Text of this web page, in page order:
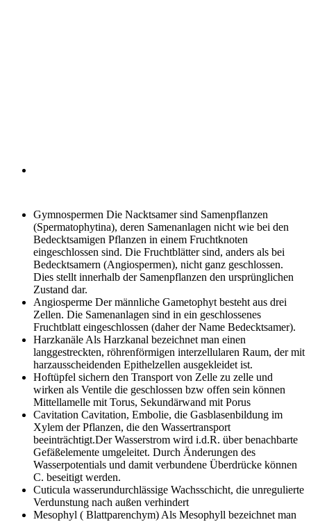
Gymnospermen Die Nacktsamer sind Samenpflanzen
(Spermatophytina), deren Samenanlagen nicht wie bei den
Bedecktsamigen Pflanzen in einem Fruchtknoten
eingeschlossen sind. Die Fruchtblätter sind, anders als bei
Bedecktsamern (Angiospermen), nicht ganz geschlossen.
Dies stellt innerhalb der Samenpflanzen den ursprünglichen
Zustand dar.
Angiosperme Der männliche Gametophyt besteht aus drei
Zellen. Die Samenanlagen sind in ein geschlossenes
Fruchtblatt eingeschlossen (daher der Name Bedecktsamer).
Harzkanäle Als Harzkanal bezeichnet man einen
langgestreckten, röhrenförmigen interzellularen Raum, der mit
harzausscheidenden Epithelzellen ausgekleidet ist.
Hoftüpfel sichern den Transport von Zelle zu zelle und
wirken als Ventile die geschlossen bzw offen sein können
Mittellamelle mit Torus, Sekundärwand mit Porus
Cavitation Cavitation, Embolie, die Gasblasenbildung im
Xylem der Pflanzen, die den Wassertransport
beeinträchtigt.Der Wasserstrom wird i.d.R. über benachbarte
Gefäßelemente umgeleitet. Durch Änderungen des
Wasserpotentials und damit verbundene Überdrücke können
C. beseitigt werden.
Cuticula wasserundurchlässige Wachsschicht, die unregulierte
Verdunstung nach außen verhindert
Mesophyl ( Blattparenchym) Als Mesophyll bezeichnet man